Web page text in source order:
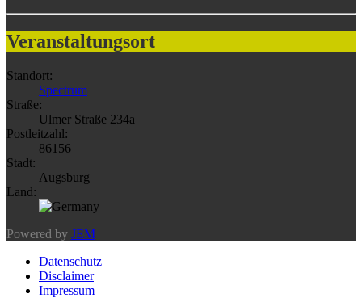
Veranstaltungsort
Standort:
Spectrum
Straße:
Ulmer Straße 234a
Postleitzahl:
86156
Stadt:
Augsburg
Land:
Powered by JEM
Datenschutz
Disclaimer
Impressum